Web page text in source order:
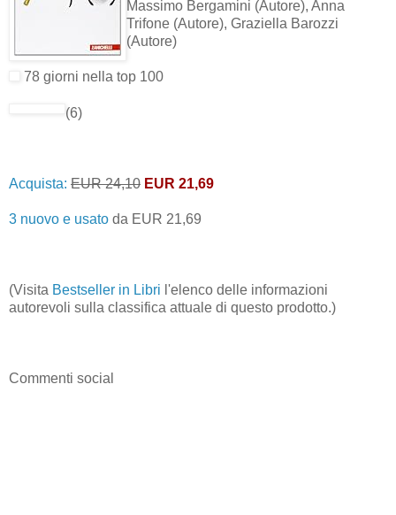
Massimo Bergamini (Autore), Anna
Trifone (Autore), Graziella Barozzi
(Autore)
78 giorni nella top 100
(6)
Acquista: EUR 24,10 EUR 21,69
3 nuovo e usato da EUR 21,69
(Visita Bestseller in Libri l'elenco delle informazioni
autorevoli sulla classifica attuale di questo prodotto.)
Commenti social